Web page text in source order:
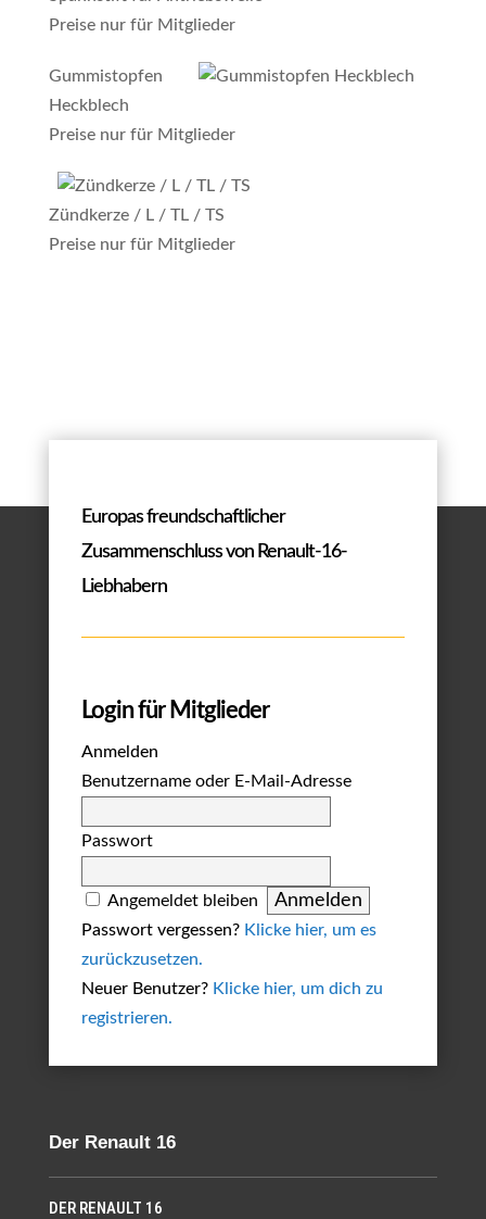
Preise nur für Mitglieder
Gummistopfen
Heckblech
Preise nur für Mitglieder
Zündkerze / L / TL / TS
Preise nur für Mitglieder
Europas freundschaftlicher
Zusammenschluss von Renault-16-
Liebhabern
Login für Mitglieder
Anmelden
Benutzername oder E-Mail-Adresse
Passwort
Angemeldet bleiben
Passwort vergessen? Klicke hier, um es
zurückzusetzen.
Neuer Benutzer? Klicke hier, um dich zu
registrieren.
Der Renault 16
DER RENAULT 16